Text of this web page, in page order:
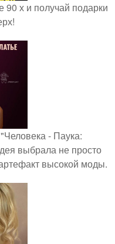
90 х и получай подарки
- Паука:
выбрала не просто
высокой моды.